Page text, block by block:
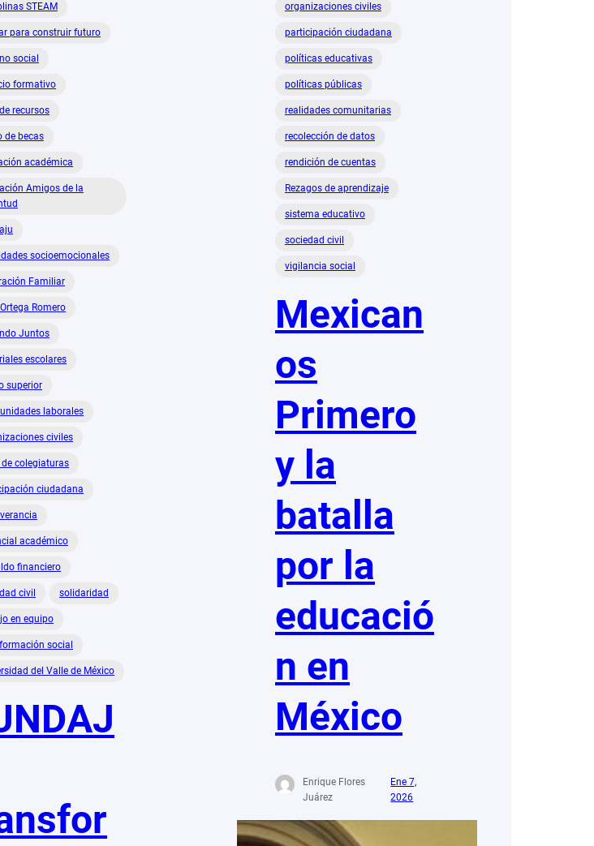
STEAM
para construir futuro
social
formativo
recursos
de becas
académica
Amigos de la
socioemocionales
Familiar
Romero
Juntos
escolares
superior
laborales
civiles
colegiaturas
ciudadana
académico
financiero
civil solidaridad
en equipo
social
del Valle de México
organizaciones civiles
participación ciudadana
políticas educativas
políticas públicas
realidades comunitarias
recolección de datos
rendición de cuentas
Rezagos de aprendizaje
sistema educativo
sociedad civil
vigilancia social
Mexican
os
Primero
y la
batalla
por la
educació
n en
México
Enrique Flores
Juárez
Ene 7,
2026